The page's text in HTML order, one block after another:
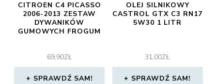
CITROEN C4 PICASSO
2006-2013 ZESTAW
DYWANIKÓW
GUMOWYCH FROGUM
69,90ZŁ
SPRAWDŹ SAM!
OLEJ SILNIKOWY
CASTROL GTX C3 RN17
5W30 1 LITR
31,00ZŁ
SPRAWDŹ SAM!